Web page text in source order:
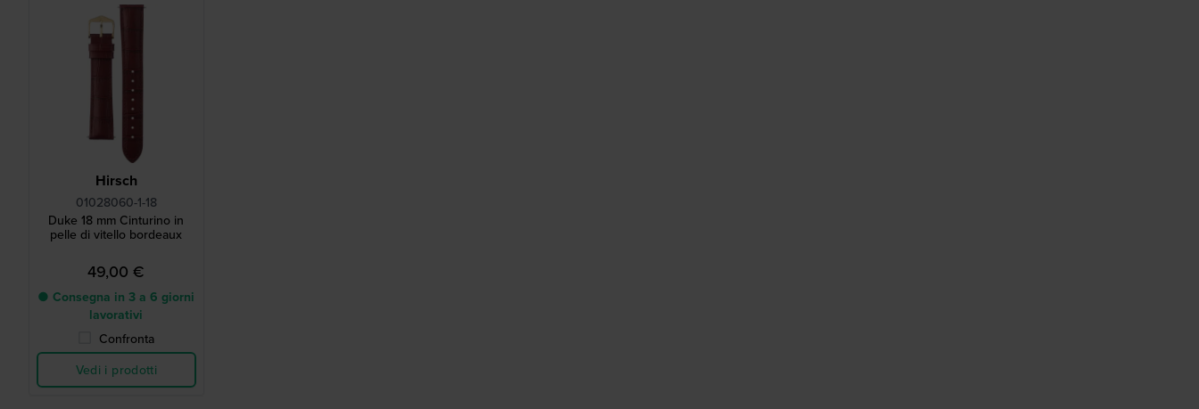
Hirsch
01028060-1-18
Duke 18 mm Cinturino in
pelle di vitello bordeaux
49,00 €
● Consegna in 3 a 6 giorni
lavorativi
Confronta
Vedi i prodotti